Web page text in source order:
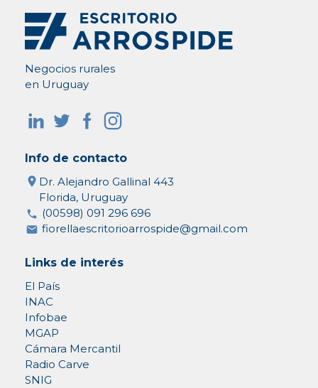
Negocios rurales
en Uruguay
Info de contacto
Dr. Alejandro Gallinal 443
Florida, Uruguay
(00598) 091 296 696
fiorellaescritorioarrospide@gmail.com
Links de interés
El País
INAC
Infobae
MGAP
Cámara Mercantil
Radio Carve
SNIG